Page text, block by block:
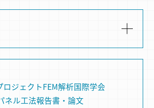
ロジェクトFEM解析国際学会
ネル工法報告書・論文